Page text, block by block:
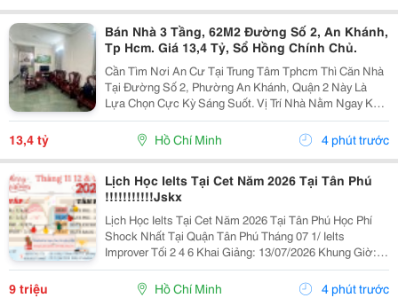
Bán Nhà 3 Tầng, 62M2 Đường Số 2, An Khánh,
Tp Hcm. Giá 13,4 Tỷ, Sổ Hồng Chính Chủ.
Cần Tìm Nơi An Cư Tại Trung Tâm Tphcm Thì Căn Nhà
Tại Đường Số 2, Phường An Khánh, Quận 2 Này Là
Lựa Chọn Cực Kỳ Sáng Suốt. Vị Trí Nhà Nằm Ngay Khu
Trung Tâm An Khánh, Khu Vực Lõi Của Thành Phố Thủ
Đức. Với Diện Tích 62M2, Kích Thước 4.1M X 15M,...
13,4 tỷ Hồ Chí Minh 4 phút trước
Lịch Học Ielts Tại Cet Năm 2026 Tại Tân Phú
!!!!!!!!!!!Jskx
Lịch Học Ielts Tại Cet Năm 2026 Tại Tân Phú Học Phí
Shock Nhất Tại Quận Tân Phú Tháng 07 1/ Ielts
Improver Tối 2 4 6 Khai Giảng: 13/07/2026 Khung Giờ:
18:00 Đến 21:00 Học Phí Ưu Đãi 5% Khi Đăng Ký 2/ Ielts
Basic Tối 3 5 7 Khai...
9 triệu Hồ Chí Minh 4 phút trước